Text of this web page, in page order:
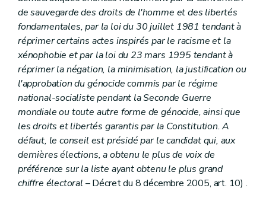
Art. L2212-67
Art. L2212-68
Art. L2212-69
Art. L2212-70
Art. L2212-71
Art. L2212-72
Section 6 Les commissaires d'arrondissement
Art. L2212-73
Section 7 Incompatibilités et conflits d'intérêts
Art. L2212-74
Art. L2212-75
Art. L2212-76
Art. L2212-77
Art. L2212-78
Art. L2212-79
Art. L2212-80
Art. L2212-81
de sauvegarde des droits de l'homme et des libertés
fondamentales, par la loi du 30 juillet 1981 tendant à
réprimer certains actes inspirés par le racisme et la
xénophobie et par la loi du 23 mars 1995 tendant à
réprimer la négation, la minimisation, la justification ou
l'approbation du génocide commis par le régime
national-socialiste pendant la Seconde Guerre
mondiale ou toute autre forme de génocide, ainsi que
les droits et libertés garantis par la Constitution. A
défaut, le conseil est présidé par le candidat qui, aux
dernières élections, a obtenu le plus de voix de
préférence sur la liste ayant obtenu le plus grand
chiffre électoral – Décret du 8 décembre 2005, art. 10) .